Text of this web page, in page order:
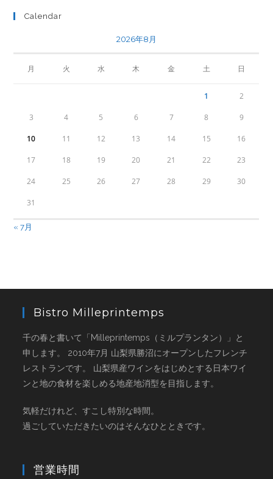
Calendar
2026年8月
月 火 水 木 金 土 日
1 2
3 4 5 6 7 8 9
10 11 12 13 14 15 16
17 18 19 20 21 22 23
24 25 26 27 28 29 30
31
« 7月
Bistro Milleprintemps
千の春と書いて「Milleprintemps（ミルプランタン）」と
申します。 2010年7月 山梨県勝沼にオープンしたフレンチ
レストランです。 山梨県産ワインをはじめとする日本ワイ
ンと地の食材を楽しめる地産地消型を目指します。
気軽だけれど、すこし特別な時間。
過ごしていただきたいのはそんなひとときです。
営業時間